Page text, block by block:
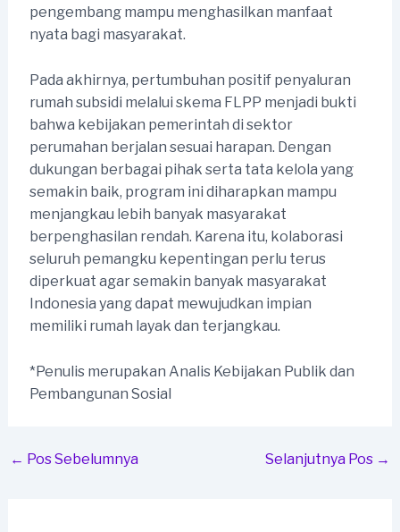
pengembang mampu menghasilkan manfaat
nyata bagi masyarakat.
Pada akhirnya, pertumbuhan positif penyaluran
rumah subsidi melalui skema FLPP menjadi bukti
bahwa kebijakan pemerintah di sektor
perumahan berjalan sesuai harapan. Dengan
dukungan berbagai pihak serta tata kelola yang
semakin baik, program ini diharapkan mampu
menjangkau lebih banyak masyarakat
berpenghasilan rendah. Karena itu, kolaborasi
seluruh pemangku kepentingan perlu terus
diperkuat agar semakin banyak masyarakat
Indonesia yang dapat mewujudkan impian
memiliki rumah layak dan terjangkau.
*Penulis merupakan Analis Kebijakan Publik dan
Pembangunan Sosial
Post
← Pos Sebelumnya Selanjutnya Pos →